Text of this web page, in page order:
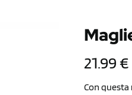
21.99€
Con